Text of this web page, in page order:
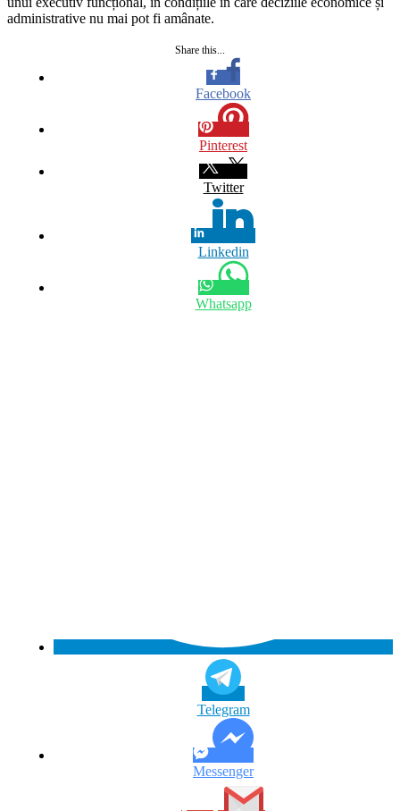
administrative nu mai pot fi amânate.
Share this...
Facebook
Pinterest
Twitter
Linkedin
Whatsapp
Telegram
Messenger